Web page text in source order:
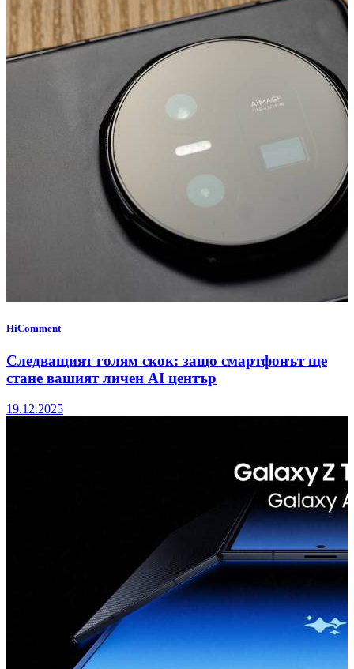
HiComment
Следващият голям скок: защо смартфонът ще
стане вашият личен AI център
19.12.2025